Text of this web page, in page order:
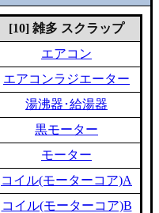
[10] 雑多 スクラップ
エアコン
エアコンラジエーター
湯沸器･給湯器
黒モーター
モーター
コイル(モーターコア)A
コイル(モーターコア)B